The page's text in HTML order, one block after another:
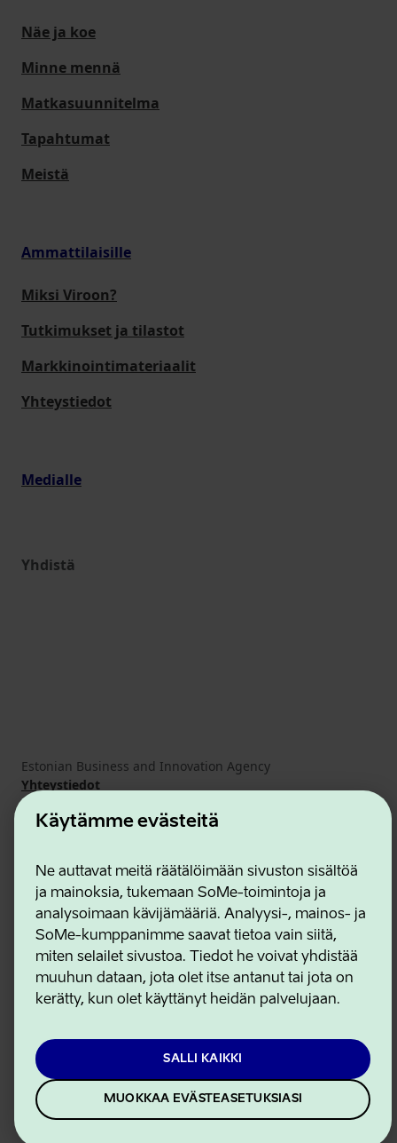
Käytämme evästeitä
Ne auttavat meitä räätälöimään sivuston sisältöä
ja mainoksia, tukemaan SoMe-toimintoja ja
analysoimaan kävijämääriä. Analyysi-, mainos- ja
SoMe-kumppanimme saavat tietoa vain siitä,
miten selailet sivustoa. Tiedot he voivat yhdistää
muuhun dataan, jota olet itse antanut tai jota on
kerätty, kun olet käyttänyt heidän palvelujaan.
SALLI KAIKKI
MUOKKAA EVÄSTEASETUKSIASI
Näe ja koe
Minne mennä
Matkasuunnitelma
Tapahtumat
Meistä
Ammattilaisille
Miksi Viroon?
Tutkimukset ja tilastot
Markkinointimateriaalit
Yhteystiedot
Medialle
Yhdistä
Estonian Business and Innovation Agency
Yhteystiedot
Yhteistyökumppanit
Käyttöehdot